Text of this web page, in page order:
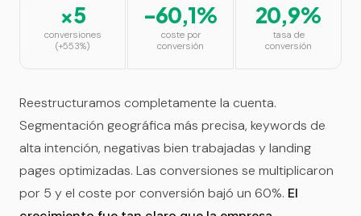
×5
conversiones
(+553%)
-60,1%
coste por
conversión
20,9%
tasa de
conversión
Reestructuramos completamente la cuenta.
Segmentación geográfica más precisa, keywords de
alta intención, negativas bien trabajadas y landing
pages optimizadas. Las conversiones se multiplicaron
por 5 y el coste por conversión bajó un 60%. El